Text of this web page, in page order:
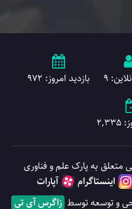
9 بازدید امروز: 972
متعلق به پارک علم و فناوری
اینستاگرام
آپارات
و توسعه توسط زاگرس آی تی